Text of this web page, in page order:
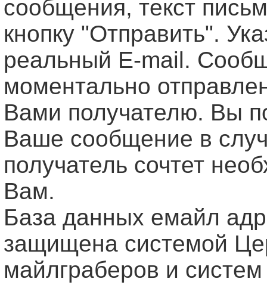
сообщения, текст
кнопку "Отправить".
реальный E-mail.
моментально
Вами получателю. Вы
Ваше сообщение в
получатель сочтет
Вам.
База данных емайл
защищена системой
майлграберов и